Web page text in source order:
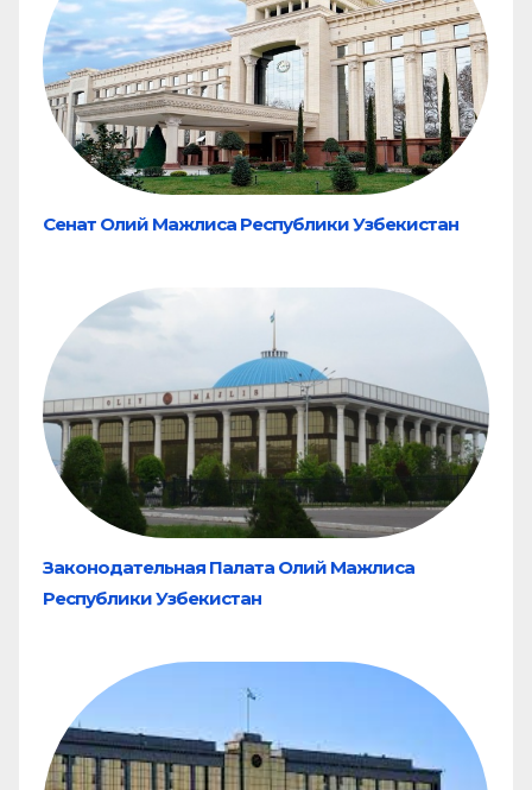
Сенат Олий Мажлиса Республики Узбекистан
Законодательная Палата Олий Мажлиса
Республики Узбекистан